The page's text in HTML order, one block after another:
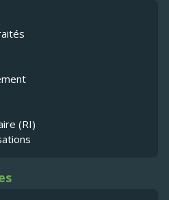
(RI)